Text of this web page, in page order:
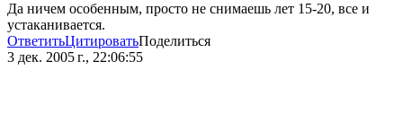
Да ничем особенным, просто не снимаешь лет 15-20, все и
устаканивается.
ОтветитьЦитироватьПоделиться
3 дек. 2005 г., 22:06:55